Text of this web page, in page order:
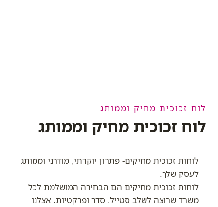
לוח זכוכית מחיק וממותג
לוח זכוכית מחיק וממותג
לוחות זכוכית מחיקים- פתרון יוקרתי, מודרני וממותג
לעסק שלך.
לוחות זכוכית מחיקים הם הבחירה המושלמת לכל
משרד שרוצה לשלב סטייל, סדר ופרקטיות. אצלנו